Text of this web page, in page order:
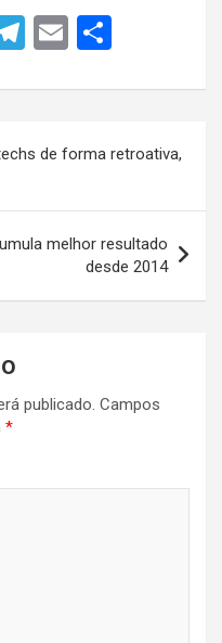
T
e
gr
a
m
E
ail ar
de forma retroativa,
melhor resultado
desde 2014
publicado. Campos
*